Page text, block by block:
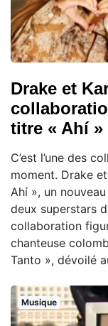
Drake et
titre « Ahí »
C’est l’une des
moment. Drake
Ahí », un
deux superstars
collaboration
chanteuse
Tanto », dévoilé
Musique